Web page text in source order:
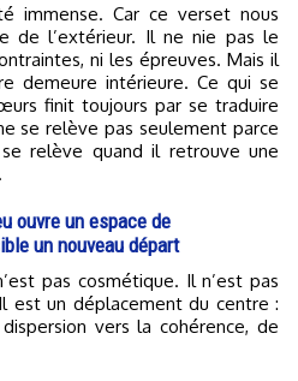
immense. Car ce verset nous
de l’extérieur. Il ne nie pas le
ni les épreuves. Mais il
demeure intérieure. Ce qui se
finit toujours par se traduire
se relève pas seulement parce
relève quand il retrouve une
ouvre un espace de
un nouveau départ
est un déplacement du centre :
vers la cohérence, de